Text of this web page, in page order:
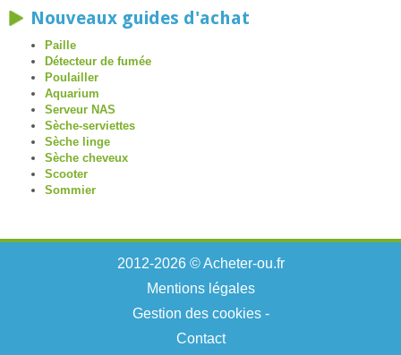
Nouveaux guides d'achat
Paille
Détecteur de fumée
Poulailler
Aquarium
Serveur NAS
Sèche-serviettes
Sèche linge
Sèche cheveux
Scooter
Sommier
2012-2026 © Acheter-ou.fr
Mentions légales
Gestion des cookies-
Contact